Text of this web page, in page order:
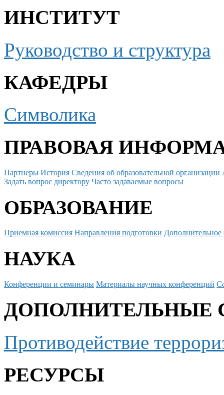
ИНСТИТУТ
Руководство и структура
КАФЕДРЫ
Символика
ПРАВОВАЯ
Партнеры История Сведения об образовательной организации
Задать вопрос директору Часто задаваемые вопросы
ОБРАЗОВАНИЕ
Приемная комиссия Направления подготовки Дополнительное
НАУКА
Конференции и семинары Материалы научных конференций
ДОПОЛНИТЕЛЬНЫЕ
Противодействие
РЕСУРСЫ